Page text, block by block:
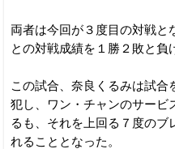
両者は今回が３度目の対戦と
との対戦成績を１勝２敗と負
この試合、奈良くるみは試合
犯し、ワン・チャンのサービ
るも、それを上回る７度のブ
れることとなった。